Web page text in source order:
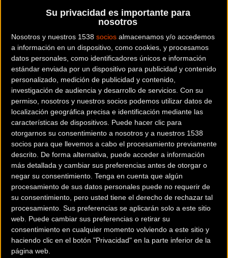
Su privacidad es importante para
nosotros
Nosotros y nuestros 1538 socios almacenamos y/o accedemos
a información en un dispositivo, como cookies, y procesamos
datos personales, como identificadores únicos e información
estándar enviada por un dispositivo para publicidad y contenido
personalizado, medición de publicidad y contenido,
investigación de audiencia y desarrollo de servicios. Con su
permiso, nosotros y nuestros socios podemos utilizar datos de
localización geográfica precisa e identificación mediante las
características de dispositivos. Puede hacer clic para
otorgarnos su consentimiento a nosotros y a nuestros 1538
socios para que llevemos a cabo el procesamiento previamente
descrito. De forma alternativa, puede acceder a información
más detallada y cambiar sus preferencias antes de otorgar o
negar su consentimiento. Tenga en cuenta que algún
procesamiento de sus datos personales puede no requerir de
su consentimiento, pero usted tiene el derecho de rechazar tal
procesamiento. Sus preferencias se aplicarán solo a este sitio
web. Puede cambiar sus preferencias o retirar su
consentimiento en cualquier momento volviendo a este sitio y
haciendo clic en el botón "Privacidad" en la parte inferior de la
página web.
(hora española) de la temporada de ciclocross. 120
corredores de 20 naciones diferentes tomarán parte en la
carrera con practicamente todos los favoritos en la línea de
salida.
La carrera se disputa en horarionocturno(21:30 hora de
LV) y con altas temperaturas, lo cual deja abierta la puerta
a que se produzcan algunas sorpresas ya que es un
formato inédito para el ciclocross. Se trata además de uno